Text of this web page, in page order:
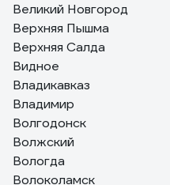
Великий Новгород
Верхняя Пышма
Верхняя Салда
Видное
Владикавказ
Владимир
Волгодонск
Волжский
Вологда
Волоколамск